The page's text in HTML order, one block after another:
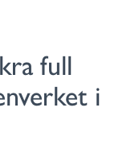
full
i